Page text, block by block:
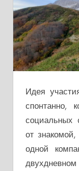
Идея
спонтанно,
социальных
от
одной
двухдневном